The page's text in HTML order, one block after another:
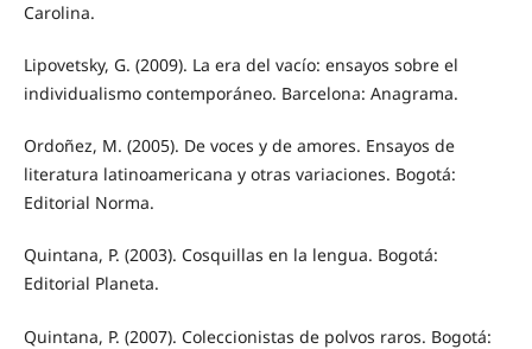
Carolina.
Lipovetsky, G. (2009). La era del vacío: ensayos sobre el
individualismo contemporáneo. Barcelona: Anagrama.
Ordoñez, M. (2005). De voces y de amores. Ensayos de
literatura latinoamericana y otras variaciones. Bogotá:
Editorial Norma.
Quintana, P. (2003). Cosquillas en la lengua. Bogotá:
Editorial Planeta.
Quintana, P. (2007). Coleccionistas de polvos raros. Bogotá: